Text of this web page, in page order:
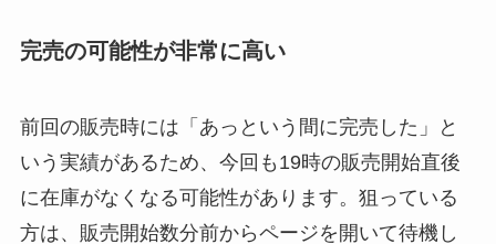
完売の可能性が非常に高い
前回の販売時には「あっという間に完売した」と
いう実績があるため、今回も19時の販売開始直後
に在庫がなくなる可能性があります。狙っている
方は、販売開始数分前からページを開いて待機し